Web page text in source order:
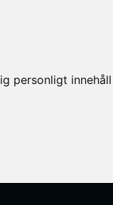
personligt